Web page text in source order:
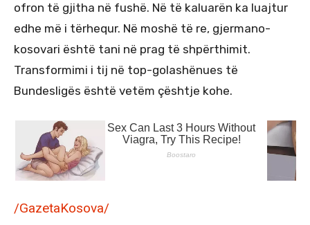
ofron të gjitha në fushë. Në të kaluarën ka luajtur
edhe më i tërhequr. Në moshë të re, gjermano-
kosovari është tani në prag të shpërthimit.
Transformimi i tij në top-golashënues të
Bundesligës është vetëm çështje kohe.
/GazetaKosova/